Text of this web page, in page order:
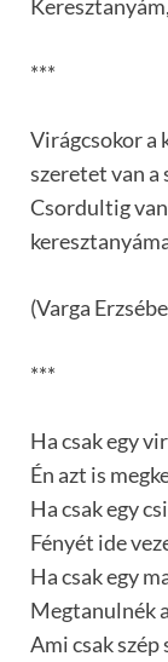
***
Virágcsokor a
szeretet van a
Csordultig
(Varga
***
Ha csak egy
Én azt is
Ha csak egy
Fényét ide
Ha csak egy
Megtanulnék
Ami csak szép